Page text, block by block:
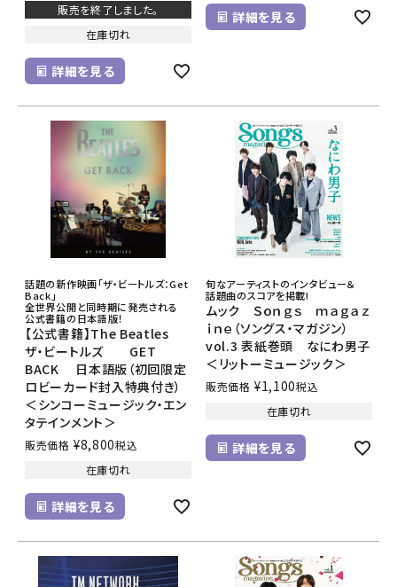
販売を終了しました。
在庫切れ
詳細を見る
詳細を見る
話題の新作映画「ザ・ビートルズ：Get
Back」
全世界公開と同時期に発売される
公式書籍の日本語版！
【公式書籍】The Beatles
ザ・ビートルズ GET
BACK 日本語版（初回限定
ロビーカード封入特典付き）
＜シンコーミュージック・エン
タテインメント＞
販売価格 ¥8,800税込
在庫切れ
詳細を見る
旬なアーティストのインタビュー＆
話題曲のスコアを掲載!
ムック Ｓｏｎｇｓ ｍａｇａｚ
ｉｎｅ（ソングス・マガジン）
vol.3 表紙巻頭 なにわ男子
＜リットーミュージック＞
販売価格 ¥1,100税込
在庫切れ
詳細を見る